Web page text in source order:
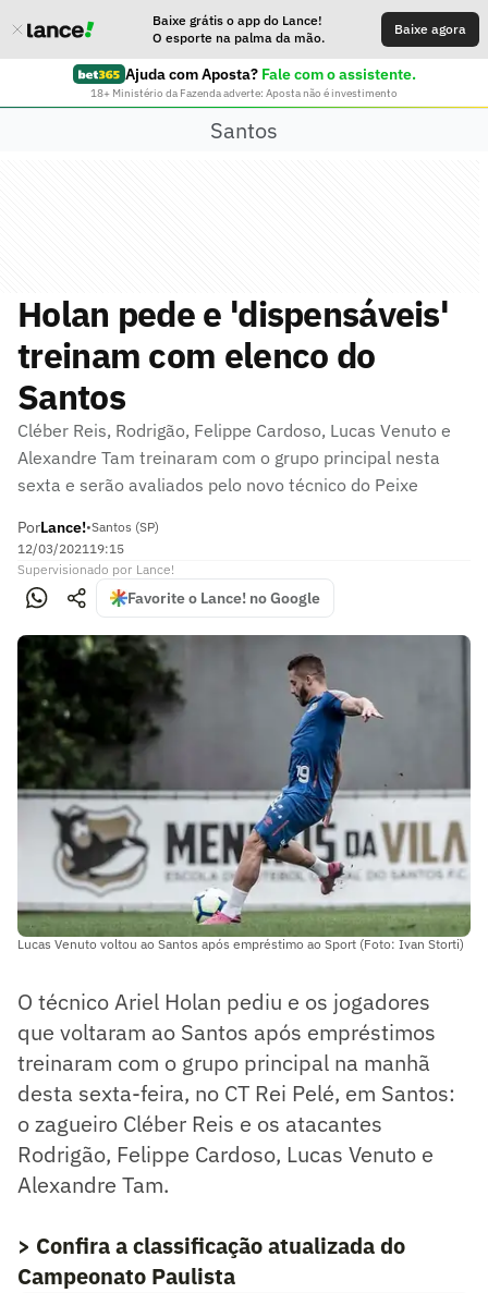
Baixe grátis o app do Lance!
O esporte na palma da mão.
Baixe agora
Ajuda com Aposta? Fale com o assistente.
18+ Ministério da Fazenda adverte: Aposta não é investimento
Santos
Holan pede e 'dispensáveis'
treinam com elenco do
Santos
Cléber Reis, Rodrigão, Felippe Cardoso, Lucas Venuto e
Alexandre Tam treinaram com o grupo principal nesta
sexta e serão avaliados pelo novo técnico do Peixe
PorLance!•Santos (SP)
12/03/202119:15
Supervisionado por Lance!
Favorite o Lance! no Google
Lucas Venuto voltou ao Santos após empréstimo ao Sport (Foto: Ivan Storti)
O técnico Ariel Holan pediu e os jogadores
que voltaram ao Santos após empréstimos
treinaram com o grupo principal na manhã
desta sexta-feira, no CT Rei Pelé, em Santos:
o zagueiro Cléber Reis e os atacantes
Rodrigão, Felippe Cardoso, Lucas Venuto e
Alexandre Tam.
> Confira a classificação atualizada do
Campeonato Paulista